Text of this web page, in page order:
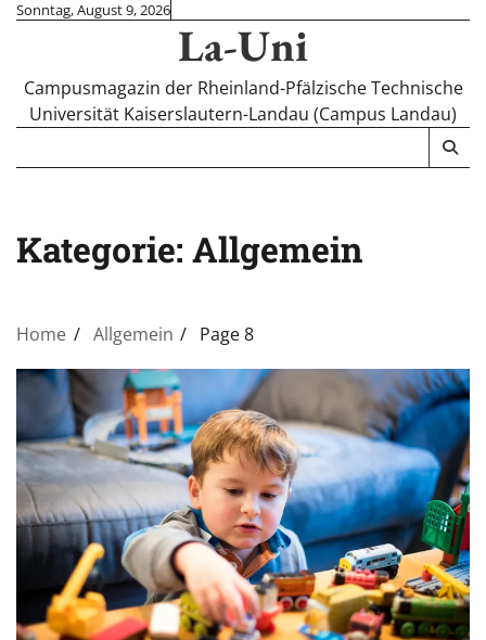
SkipSonntag, August 9, 2026
La-Uni
Campusmagazin der Rheinland-Pfälzische Technische
Universität Kaiserslautern-Landau (Campus Landau)
Kategorie: Allgemein
Home Allgemein Page 8